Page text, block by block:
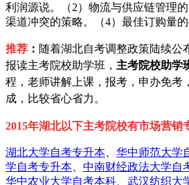
利润源说。（2）物流与供应链管理
渠道冲突的策略。（4）最佳订购量的
推荐 ： 随着湖北自考调整政策陆续公
报读主考院校助学班， 主考院校助学
程，老师讲解上课，报考，申办免考
成，比较省心省力。
2015年湖北以下主考院校有市场营销
湖北大学自考专升本 华中师范大学
学自考专升本
中南财经政法大学自
华中农业大学自考本科
武汉纺织大